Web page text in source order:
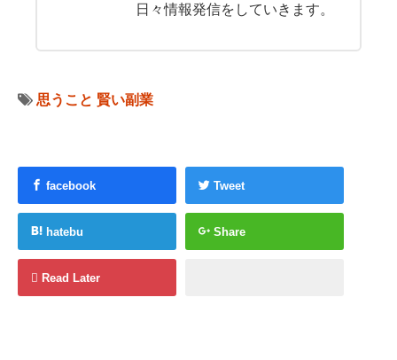
日々情報発信をしていきます。
思うこと 賢い副業
facebook Tweet
hatebu Share
Read Later